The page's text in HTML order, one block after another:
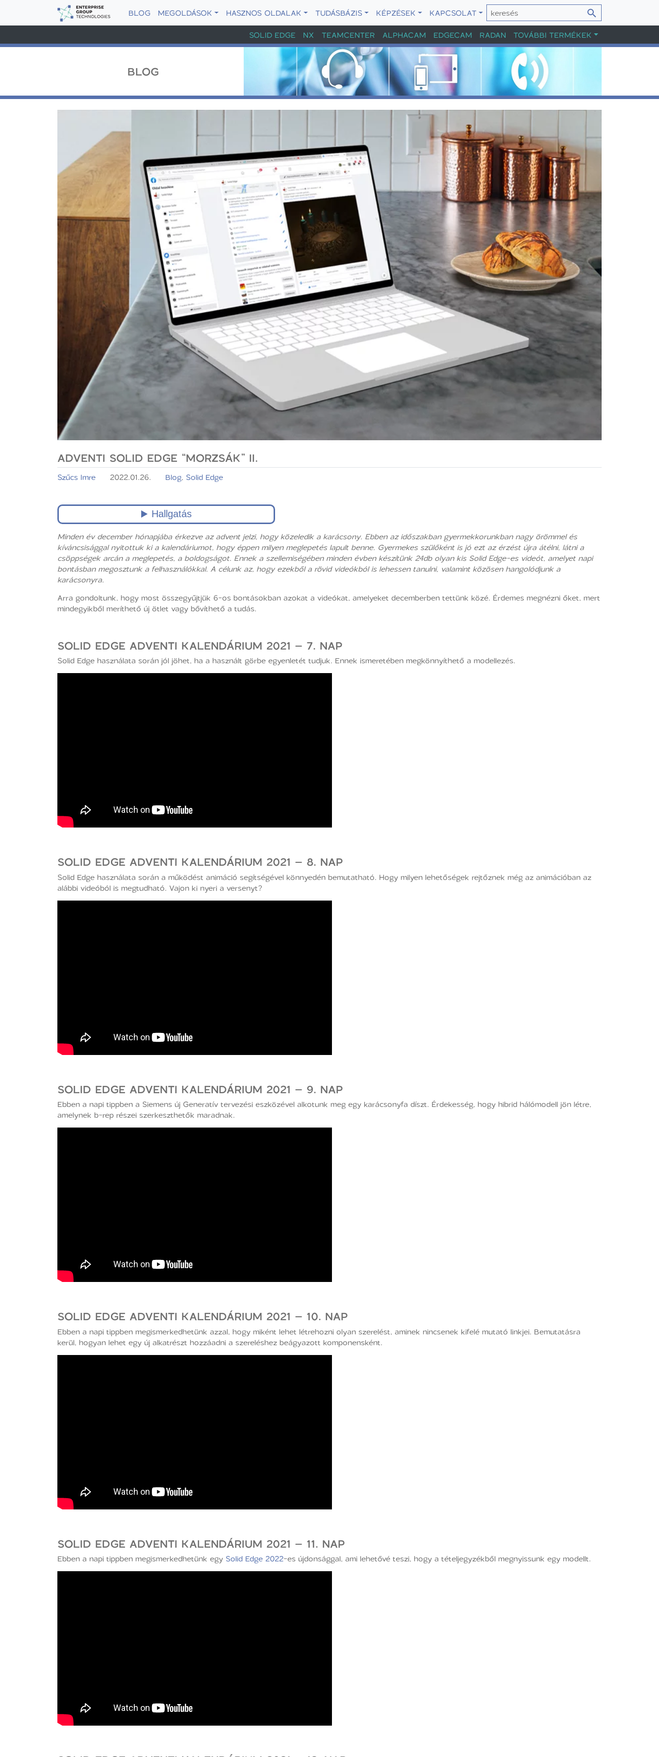
BLOG MEGOLDÁSOK HASZNOS OLDALAK TUDÁSBÁZIS KÉPZÉSEK
KAPCSOLAT
SOLID EDGE
NX TEAMCENTER ALPHACAM EDGECAM RADAN TOVÁBBI TERMÉKEK
BLOG
ADVENTI SOLID EDGE “MORZSÁK” II.
Szűcs Imre 2022.01.26. Blog, Solid Edge
Minden év december hónapjába érkezve az advent jelzi, hogy közeledik a karácsony. Ebben az időszakban gyermekkorunkban nagy örömmel és
kíváncsisággal nyitottuk ki a kalendáriumot, hogy éppen milyen meglepetés lapult benne. Gyermekes szülőként is jó ezt az érzést újra átélni, látni a
csöppségek arcán a meglepetés, a boldogságot. Ennek a szellemiségében minden évben készítünk 24db olyan kis Solid Edge-es videót, amelyet napi
bontásban megosztunk a felhasználókkal. A célunk az, hogy ezekből a rövid videókból is lehessen tanulni, valamint közösen hangolódjunk a
karácsonyra.
Arra gondoltunk, hogy most összegyűjtjük 6-os bontásokban azokat a videókat, amelyeket decemberben tettünk közé. Érdemes megnézni őket, mert
mindegyikből meríthető új ötlet vagy bővíthető a tudás.
SOLID EDGE ADVENTI KALENDÁRIUM 2021 – 7. NAP
Solid Edge használata során jól jöhet, ha a használt görbe egyenletét tudjuk. Ennek ismeretében megkönnyíthető a modellezés.
SOLID EDGE ADVENTI KALENDÁRIUM 2021 – 8. NAP
Solid Edge használata során a működést animáció segítségével könnyedén bemutatható. Hogy milyen lehetőségek rejtőznek még az animációban az
alábbi videóból is megtudható. Vajon ki nyeri a versenyt?
SOLID EDGE ADVENTI KALENDÁRIUM 2021 – 9. NAP
Ebben a napi tippben a Siemens új Generatív tervezési eszközével alkotunk meg egy karácsonyfa díszt. Érdekesség, hogy hibrid hálómodell jön létre,
amelynek b-rep részei szerkeszthetők maradnak.
SOLID EDGE ADVENTI KALENDÁRIUM 2021 – 10. NAP
Ebben a napi tippben megismerkedhetünk azzal, hogy miként lehet létrehozni olyan szerelést, aminek nincsenek kifelé mutató linkjei. Bemutatásra
kerül, hogyan lehet egy új alkatrészt hozzáadni a szereléshez beágyazott komponensként.
SOLID EDGE ADVENTI KALENDÁRIUM 2021 – 11. NAP
Ebben a napi tippben megismerkedhetünk egy Solid Edge 2022-es újdonsággal, ami lehetővé teszi, hogy a tételjegyzékből megnyissunk egy modellt.